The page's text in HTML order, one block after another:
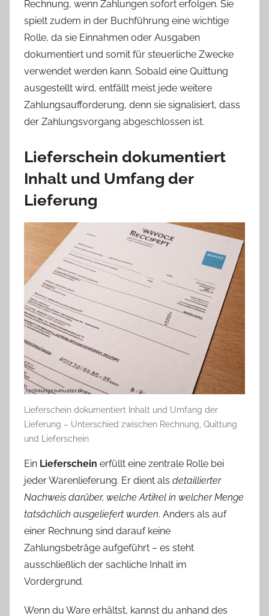
Rechnung, wenn Zahlungen sofort erfolgen. Sie
spielt zudem in der Buchführung eine wichtige
Rolle, da sie Einnahmen oder Ausgaben
dokumentiert und somit für steuerliche Zwecke
verwendet werden kann. Sobald eine Quittung
ausgestellt wird, entfällt meist jede weitere
Zahlungsaufforderung, denn sie signalisiert, dass
der Zahlungsvorgang abgeschlossen ist.
Lieferschein dokumentiert
Inhalt und Umfang der
Lieferung
Lieferschein dokumentiert Inhalt und Umfang der
Lieferung – Unterschied zwischen Rechnung, Quittung
und Lieferschein
Ein Lieferschein erfüllt eine zentrale Rolle bei
jeder Warenlieferung. Er dient als detaillierter
Nachweis darüber, welche Artikel in welcher Menge
tatsächlich ausgeliefert wurden. Anders als auf
einer Rechnung sind darauf keine
Zahlungsbeträge aufgeführt – es steht
ausschließlich der sachliche Inhalt im
Vordergrund.
Wenn du Ware erhältst, kannst du anhand des